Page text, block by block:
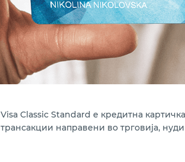
Visa Classic Standard е кредитна
трансакции направени во трговија,